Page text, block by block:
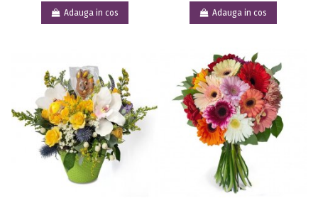
Adauga in cos Adauga in cos